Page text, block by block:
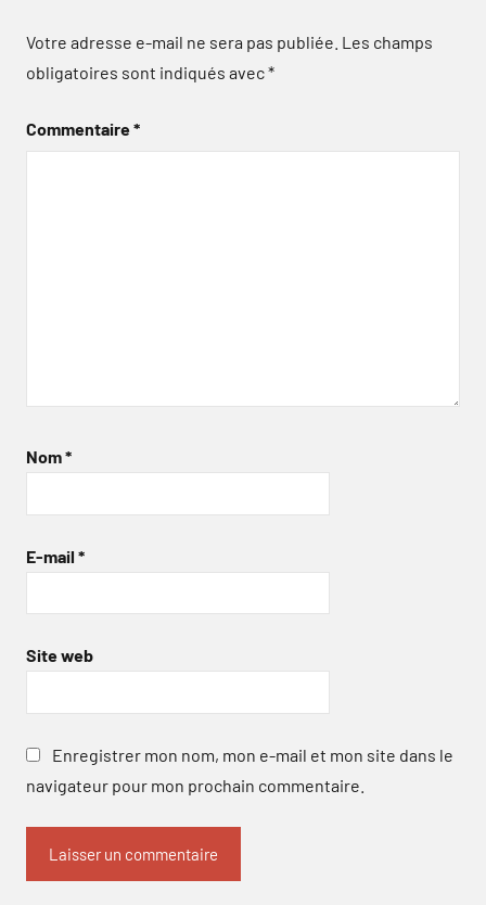
Votre adresse e-mail ne sera pas publiée. Les champs
obligatoires sont indiqués avec*
Commentaire*
Nom*
E-mail *
Site web
Enregistrer mon nom, mon e-mail et mon site dans le
navigateur pour mon prochain commentaire.